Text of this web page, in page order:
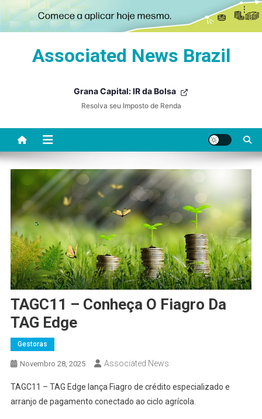
Associated News Brazil
Grana Capital: IR da Bolsa
Resolva seu Imposto de Renda
TAGC11 – Conheça O Fiagro Da
TAG Edge
Gestoras
Novembro 28, 2025 Associated News
TAGC11 – TAG Edge lança Fiagro de crédito especializado e
arranjo de pagamento conectado ao ciclo agrícola.